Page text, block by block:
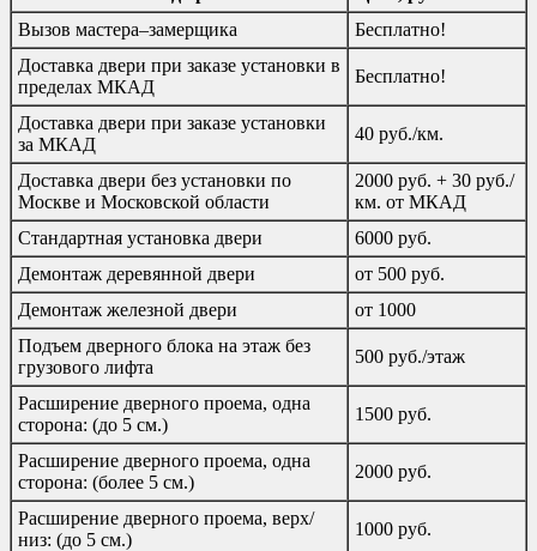
Вызов мастера–замерщика
Бесплатно!
Доставка двери при заказе установки в
пределах МКАД
Бесплатно!
Доставка двери при заказе установки
за МКАД
40 руб./км.
Доставка двери без установки по
Москве и Московской области
2000 руб. + 30 руб./
км. от МКАД
Стандартная установка двери
6000 руб.
Демонтаж деревянной двери
от 500 руб.
Демонтаж железной двери
от 1000
Подъем дверного блока на этаж без
грузового лифта
500 руб./этаж
Расширение дверного проема, одна
сторона: (до 5 см.)
1500 руб.
Расширение дверного проема, одна
сторона: (более 5 см.)
2000 руб.
Расширение дверного проема, верх/
низ: (до 5 см.)
1000 руб.